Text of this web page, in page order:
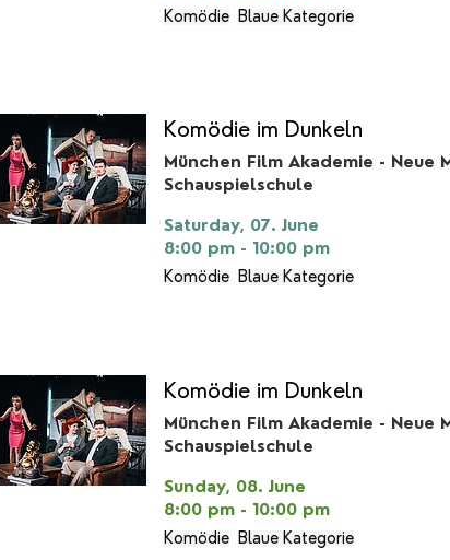
Komödie Blaue Kategorie
Komödie im Dunkeln
München Film Akademie - Neue
Schauspielschule
Saturday, 07. June
8:00 pm - 10:00 pm
Komödie Blaue Kategorie
Komödie im Dunkeln
München Film Akademie - Neue
Schauspielschule
Sunday, 08. June
8:00 pm - 10:00 pm
Komödie Blaue Kategorie